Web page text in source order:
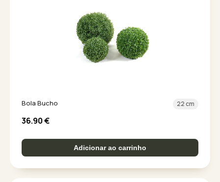
Bola Bucho 22 cm
36.90€
Adicionar ao carrinho